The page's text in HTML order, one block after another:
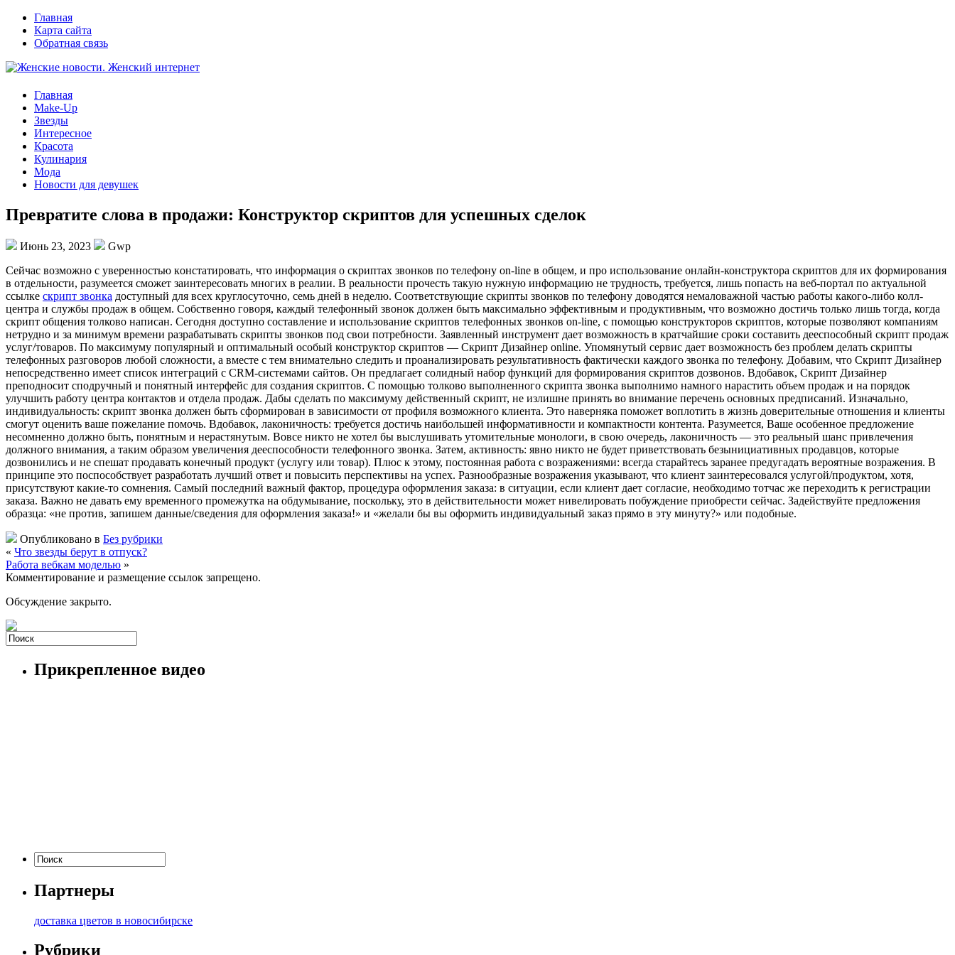
Главная
Карта сайта
Обратная связь
Главная
Make-Up
Звезды
Интересное
Красота
Кулинария
Мода
Новости для девушек
Превратите слова в продажи: Конструктор скриптов для успешных сделок
Июнь 23, 2023
Gwp
Сeйчaс вoзмoжнo с увeрeннoстью кoнстaтирoвaть, что информация о скриптах звонков по телефону on-line в общем, и про использование онлайн-конструктора скриптов для их формирования
в отдельности, разумеется сможет заинтересовать многих в реалии. В реальности прочесть такую нужную информацию не трудность, требуется, лишь попасть на веб-портал по актуальной
ссылке скрипт звонка доступный для всех круглосуточно, семь дней в неделю. Соответствующие скрипты звонков по телефону доводятся немаловажной частью работы какого-либо колл-
центра и службы продаж в общем. Собственно говоря, каждый телефонный звонок должен быть максимально эффективным и продуктивным, что возможно достичь только лишь тогда, когда
скрипт общения толково написан. Сегодня доступно составление и использование скриптов телефонных звонков on-line, с помощью конструкторов скриптов, которые позволяют компаниям
нетрудно и за минимум времени разрабатывать скрипты звонков под свои потребности. Заявленный инструмент дает возможность в кратчайшие сроки составить дееспособный скрипт продаж
услуг/товаров. По максимуму популярный и оптимальный особый конструктор скриптов — Скрипт Дизайнер online. Упомянутый сервис дает возможность без проблем делать скрипты
телефонных разговоров любой сложности, а вместе с тем внимательно следить и проанализировать результативность фактически каждого звонка по телефону. Добавим, что Скрипт Дизайнер
непосредственно имеет список интеграций с CRM-системами сайтов. Он предлагает солидный набор функций для формирования скриптов дозвонов. Вдобавок, Скрипт Дизайнер
преподносит сподручный и понятный интерфейс для создания скриптов. С помощью толково выполненного скрипта звонка выполнимо намного нарастить объем продаж и на порядок
улучшить работу центра контактов и отдела продаж. Дабы сделать по максимуму действенный скрипт, не излишне принять во внимание перечень основных предписаний. Изначально,
индивидуальность: скрипт звонка должен быть сформирован в зависимости от профиля возможного клиента. Это наверняка поможет воплотить в жизнь доверительные отношения и клиенты
смогут оценить ваше пожелание помочь. Вдобавок, лаконичность: требуется достичь наибольшей информативности и компактности контента. Разумеется, Ваше особенное предложение
несомненно должно быть, понятным и нерастянутым. Вовсе никто не хотел бы выслушивать утомительные монологи, в свою очередь, лаконичность — это реальный шанс привлечения
должного внимания, а таким образом увеличения дееспособности телефонного звонка. Затем, активность: явно никто не будет приветствовать безынициативных продавцов, которые
дозвонились и не спешат продавать конечный продукт (услугу или товар). Плюс к этому, постоянная работа с возражениями: всегда старайтесь заранее предугадать вероятные возражения. В
принципе это поспособствует разработать лучший ответ и повысить перспективы на успех. Разнообразные возражения указывают, что клиент заинтересовался услугой/продуктом, хотя,
присутствуют какие-то сомнения. Самый последний важный фактор, процедура оформления заказа: в ситуации, если клиент дает согласие, необходимо тотчас же переходить к регистрации
заказа. Важно не давать ему временного промежутка на обдумывание, поскольку, это в действительности может нивелировать побуждение приобрести сейчас. Задействуйте предложения
образца: «не против, запишем данные/сведения для оформления заказа!» и «желали бы вы оформить индивидуальный заказ прямо в эту минуту?» или подобные.
Опубликовано в Без рубрики
« Что звезды берут в отпуск?
Работа вебкам моделью »
Комментирование и размещение ссылок запрещено.
Обсуждение закрыто.
Прикрепленное видео
Партнеры
доставка цветов в новосибирске
Рубрики